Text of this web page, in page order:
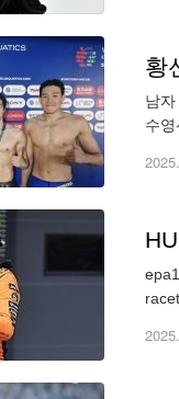
황
남
수